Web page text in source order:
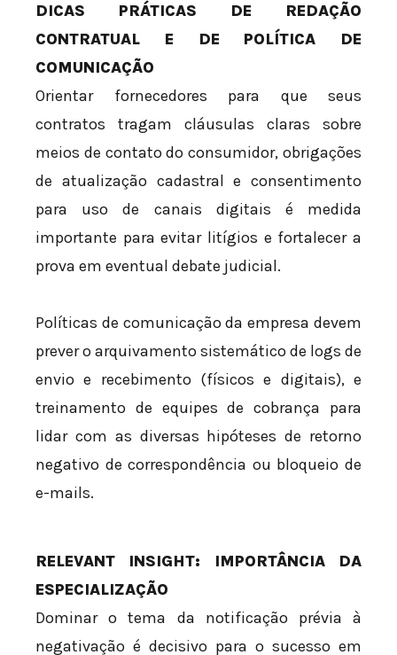
DICAS PRÁTICAS DE REDAÇÃO
CONTRATUAL E DE POLÍTICA DE
COMUNICAÇÃO
Orientar fornecedores para que seus
contratos tragam cláusulas claras sobre
meios de contato do consumidor, obrigações
de atualização cadastral e consentimento
para uso de canais digitais é medida
importante para evitar litígios e fortalecer a
prova em eventual debate judicial.
Políticas de comunicação da empresa devem
prever o arquivamento sistemático de logs de
envio e recebimento (físicos e digitais), e
treinamento de equipes de cobrança para
lidar com as diversas hipóteses de retorno
negativo de correspondência ou bloqueio de
e-mails.
RELEVANT INSIGHT: IMPORTÂNCIA DA
ESPECIALIZAÇÃO
Dominar o tema da notificação prévia à
negativação é decisivo para o sucesso em